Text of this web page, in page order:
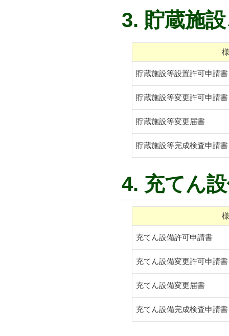
3. 貯蔵施
貯蔵施設等設置許可申請書
貯蔵施設等変更許可申請書
貯蔵施設等変更届書
貯蔵施設等完成検査申請書
4. 充てん
充てん設備許可申請書
充てん設備変更許可申請書
充てん設備変更届書
充てん設備完成検査申請書